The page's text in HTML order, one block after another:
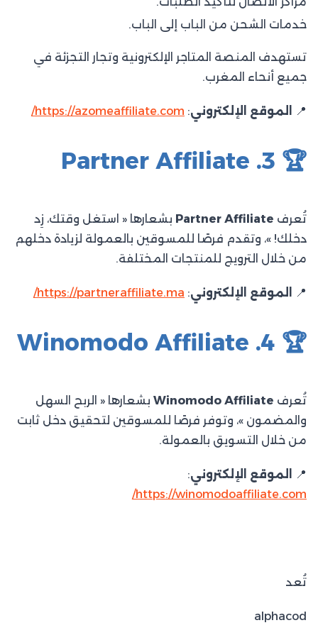
خدمات الشحن من الباب إلى الباب.​
تستهدف المنصة المتاجر الإلكترونية وتجار التجزئة في
جميع أنحاء المغرب.​
📍 الموقع الإلكتروني:
https://azomeaffiliate.com/
🏆 3. Partner Affiliate
تُعرف Partner Affiliate بشعارها « استغل وقتك، زِد
دخلك! »، وتقدم فرصًا للمسوقين بالعمولة لزيادة دخلهم
من خلال الترويج للمنتجات المختلفة.​
📍 الموقع الإلكتروني:
https://partneraffiliate.ma/
🏆 4. Winomodo Affiliate
تُعرف Winomodo Affiliate بشعارها « الربح السهل
والمضمون »، وتوفر فرصًا للمسوقين لتحقيق دخل ثابت
من خلال التسويق بالعمولة.​
📍 الموقع الإلكتروني:
https://winomodoaffiliate.com/
تُعد
alphacod